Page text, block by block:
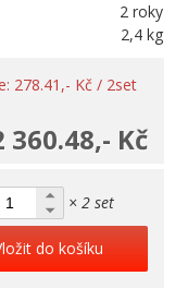
2 roky
2,4 kg
278.41,- Kč / 2set
360.48,- Kč
× 2 set
do košíku